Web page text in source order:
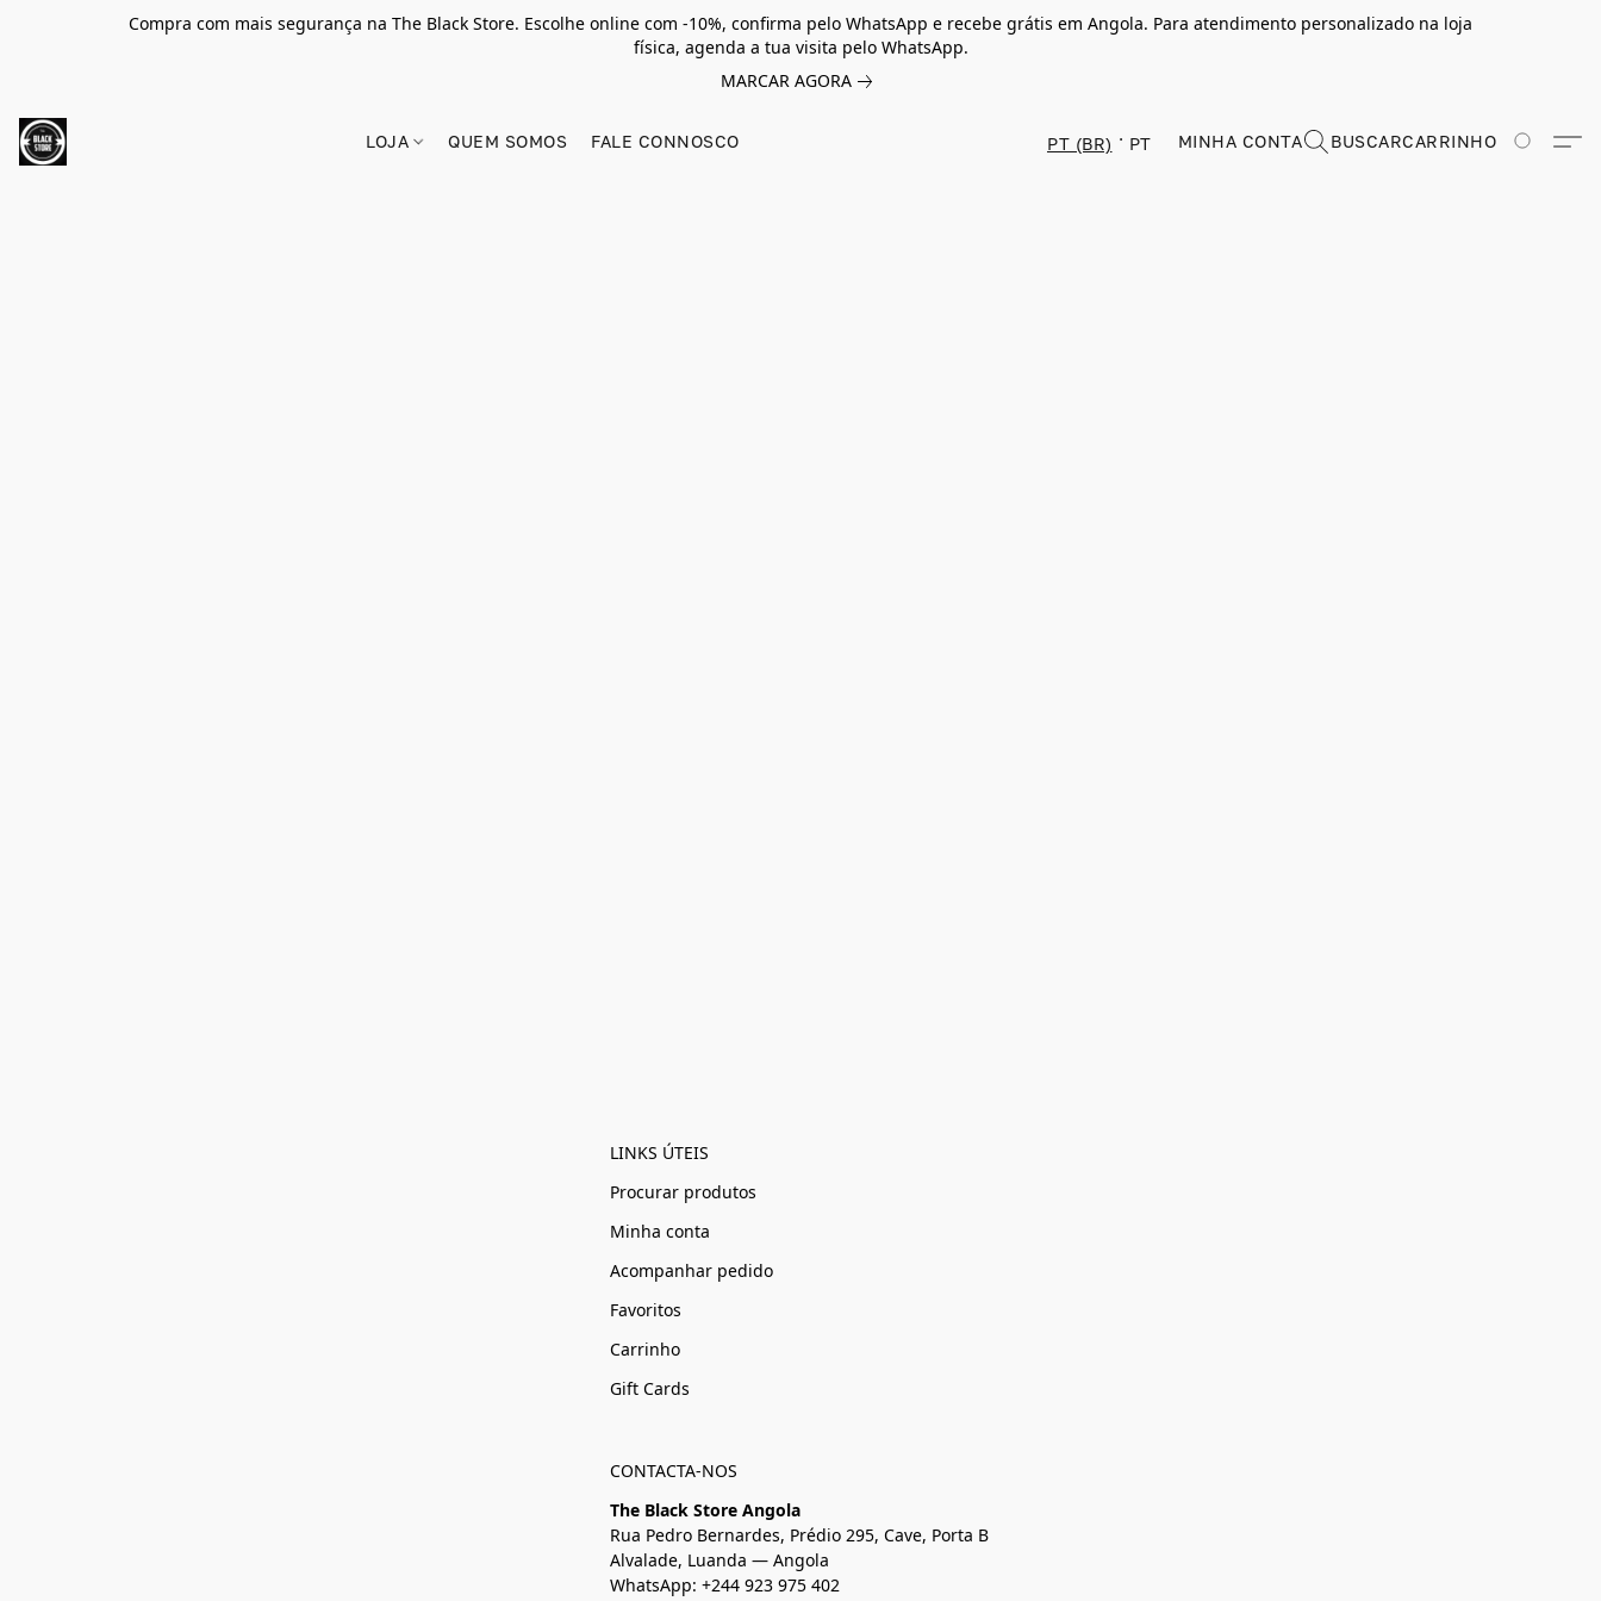
Compra com mais segurança na The Black Store. Escolhe online com -10%, confirma pelo WhatsApp e recebe grátis em Angola. Para atendimento personalizado na loja
física, agenda a tua visita pelo WhatsApp.
MARCAR AGORA
LOJA QUEM SOMOS FALE CONNOSCO PT (BR) PT MINHA CONTA BUSCARCARRINHO
LINKS ÚTEIS
Procurar produtos
Minha conta
Acompanhar pedido
Favoritos
Carrinho
Gift Cards
CONTACTA-NOS
The Black Store Angola
Rua Pedro Bernardes, Prédio 295, Cave, Porta B
Alvalade, Luanda — Angola
WhatsApp: +244 923 975 402